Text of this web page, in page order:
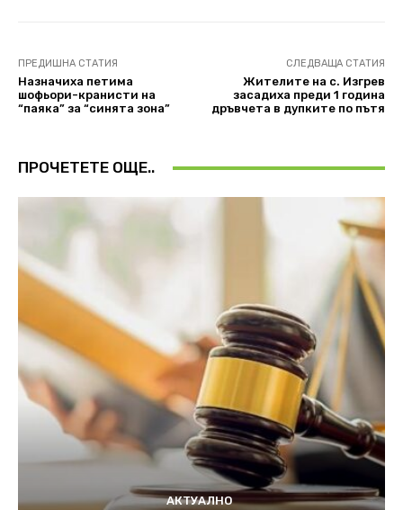
ПРЕДИШНА СТАТИЯ
Назначиха петима
шофьори-кранисти на
“паяка” за “синята зона”
СЛЕДВАЩА СТАТИЯ
Жителите на с. Изгрев
засадиха преди 1 година
дръвчета в дупките по пътя
ПРОЧЕТЕТЕ ОЩЕ..
АКТУАЛНО